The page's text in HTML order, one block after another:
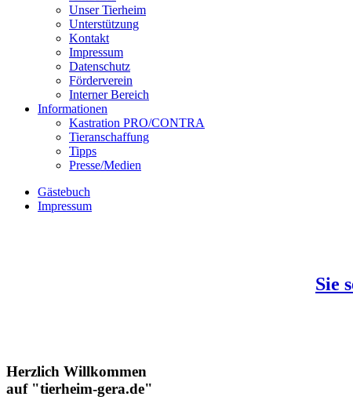
Unser Tierheim
Unterstützung
Kontakt
Impressum
Datenschutz
Förderverein
Interner Bereich
Informationen
Kastration PRO/CONTRA
Tieranschaffung
Tipps
Presse/Medien
Gästebuch
Impressum
Sie
Herzlich Willkommen
auf "tierheim-gera.de"